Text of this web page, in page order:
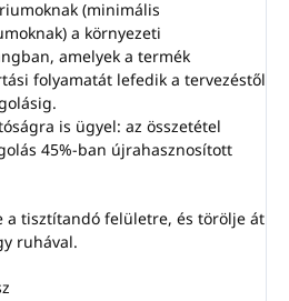
(minimális
a környezeti
amelyek a termék
folyamatát lefedik a tervezéstől
is ügyel: az összetétel
45%-ban újrahasznosított
a tisztítandó felületre, és törölje át
ruhával.